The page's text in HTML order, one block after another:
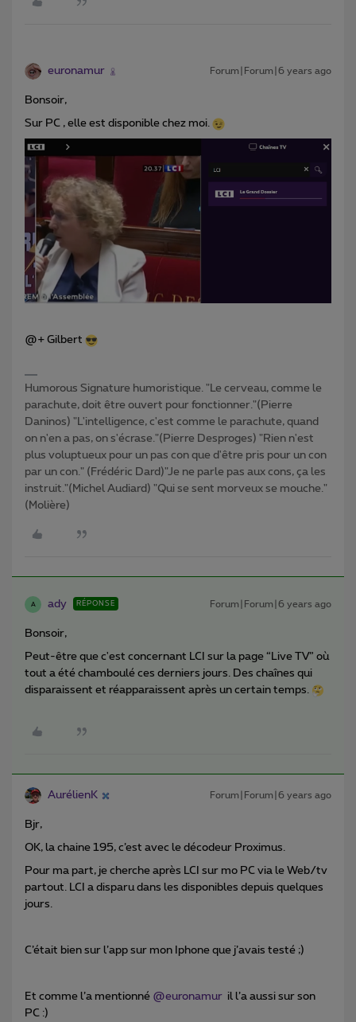
euronamur Forum|Forum|6 years ago
Bonsoir,
Sur PC , elle est disponible chez moi.
@+ Gilbert
Humorous Signature humoristique. "Le cerveau, comme le
parachute, doit être ouvert pour fonctionner."(Pierre
Daninos) "L'intelligence, c'est comme le parachute, quand
on n'en a pas, on s'écrase."(Pierre Desproges) "Rien n'est
plus voluptueux pour un pas con que d'être pris pour un con
par un con." (Frédéric Dard)"Je ne parle pas aux cons, ça les
instruit."(Michel Audiard) "Qui se sent morveux se mouche."
(Molière)
A ady RÉPONSE Forum|Forum|6 years ago
Bonsoir,
Peut-être que c'est concernant LCI sur la page “Live TV” où
tout a été chamboulé ces derniers jours. Des chaînes qui
disparaissent et réapparaissent après un certain temps.
AurélienK Forum|Forum|6 years ago
Bjr,
OK, la chaine 195, c’est avec le décodeur Proximus.
Pour ma part, je cherche après LCI sur mo PC via le Web/tv
partout. LCI a disparu dans les disponibles depuis quelques
jours.
C’était bien sur l’app sur mon Iphone que j’avais testé ;)
Et comme l’a mentionné @euronamur il l’a aussi sur son
PC :)